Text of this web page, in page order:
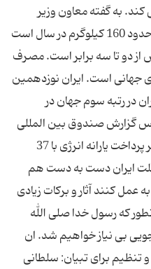
به گفته معاون وزیر
بازرگانی سرانه مصرف نان در ایران حدود 160 كیلوگرم در سال است
دو تا سه برابر است. مصرف
از الگوی جهانی است. ایران نوزدهمین
در رتبه سوم جهان در
گزارش صندوق بین المللی
پول ایران دومین كشور جهان از نظر پرداخت یارانه انرژی با 37
ملت ایران دست به دست هم
كنند آثار و بركات زیادی
كه رسول خدا صلی الله
بی نیاز خواهیم شد. ان
تنظیم برای تبیان: سلطانی